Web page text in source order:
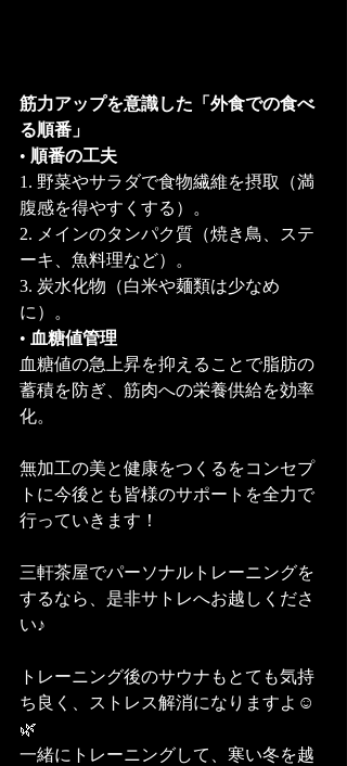
筋力アップを意識した「外食での食べ
る順番」
• 順番の工夫
1. 野菜やサラダで食物繊維を摂取（満
腹感を得やすくする）。
2. メインのタンパク質（焼き鳥、ステ
ーキ、魚料理など）。
3. 炭水化物（白米や麺類は少なめ
に）。
• 血糖値管理
血糖値の急上昇を抑えることで脂肪の
蓄積を防ぎ、筋肉への栄養供給を効率
化。
無加工の美と健康をつくるをコンセプ
トに今後とも皆様のサポートを全力で
行っていきます！
三軒茶屋でパーソナルトレーニングを
するなら、是非サトレへお越しくださ
い♪
トレーニング後のサウナもとても気持
ち良く、ストレス解消になりますよ☺️
🌿
一緒にトレーニングして、寒い冬を越